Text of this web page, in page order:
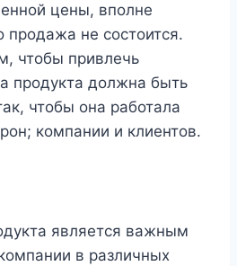
цены, вполне
продажа не состоится.
чтобы привлечь
продукта должна быть
чтобы она работала
компании и клиентов.
является важным
в различных